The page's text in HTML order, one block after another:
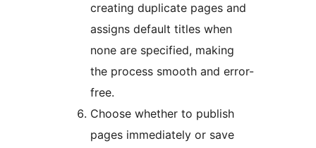
creating duplicate pages and
assigns default titles when
none are specified, making
the process smooth and error-
free.
Choose whether to publish
pages immediately or save